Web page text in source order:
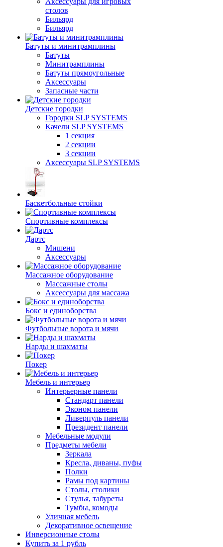
столов
Бильяpд
Бильяpд
Батуты и минитрамплины
Батуты
Минитрамплины
Батуты прямоугольные
Аксессуары
Запасные части
Детские городки
Городки SLP SYSTEMS
Качели SLP SYSTEMS
1 секция
2 секции
3 секции
Аксессуары SLP SYSTEMS
Баскетбольные стойки
Спортивные комплексы
Дартс
Мишени
Аксессуары
Массажное оборудование
Массажные столы
Аксессуары для массажа
Бокс и единоборства
Футбольные ворота и мячи
Нарды и шахматы
Покер
Мебель и интерьер
Интерьерные панели
Стандарт панели
Эконом панели
Ливерпуль панели
Президент панели
Мебельные модули
Предметы мебели
Зеркала
Кресла, диваны, пуфы
Полки
Рамы под картины
Столы, столики
Стулья, табуреты
Тумбы, комоды
Уличная мебель
Декоративное освещение
Инверсионные столы
Купить за 1 рубль